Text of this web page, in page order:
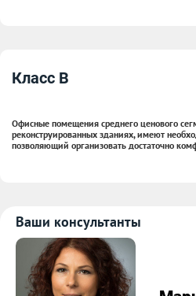
Класс B
Офисные помещения среднего ценового
реконструированных зданиях, имеют
позволяющий организовать достаточно
Ваши консультанты